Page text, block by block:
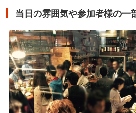
当日の雰囲気や参加者様の一